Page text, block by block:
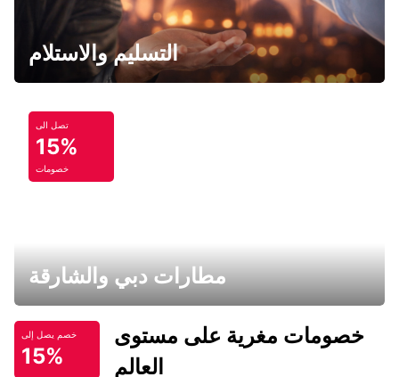
التسليم والاستلام
تصل الى
15%
خصومات
مطارات دبي والشارقة
خصم يصل إلى
15%
خصومات مغرية على مستوى
العالم